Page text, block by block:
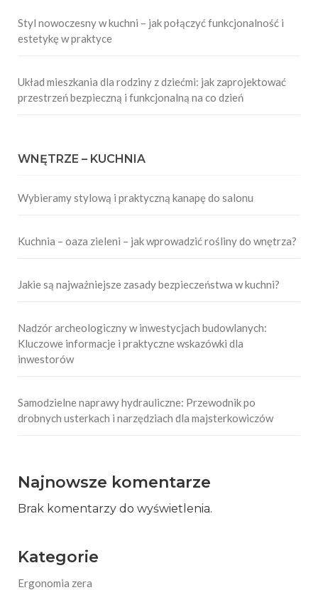
Styl nowoczesny w kuchni – jak połączyć funkcjonalność i
estetykę w praktyce
Układ mieszkania dla rodziny z dziećmi: jak zaprojektować
przestrzeń bezpieczną i funkcjonalną na co dzień
WNĘTRZE – KUCHNIA
Wybieramy stylową i praktyczną kanapę do salonu
Kuchnia – oaza zieleni – jak wprowadzić rośliny do wnętrza?
Jakie są najważniejsze zasady bezpieczeństwa w kuchni?
Nadzór archeologiczny w inwestycjach budowlanych:
Kluczowe informacje i praktyczne wskazówki dla
inwestorów
Samodzielne naprawy hydrauliczne: Przewodnik po
drobnych usterkach i narzędziach dla majsterkowiczów
Najnowsze komentarze
Brak komentarzy do wyświetlenia.
Kategorie
Ergonomia zera